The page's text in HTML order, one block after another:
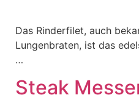
Das Rinderfilet, auch
Lungenbraten, ist das
…
Steak